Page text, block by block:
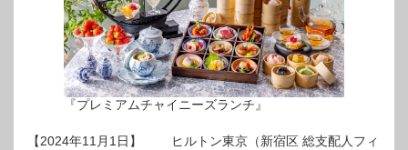
『プレミアムチャイニーズランチ』
【2024年11月1日】 ヒルトン東京（新宿区 総支配人フィ